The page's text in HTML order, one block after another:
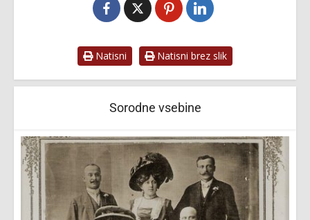
Natisni Natisni brez slik
Sorodne vsebine